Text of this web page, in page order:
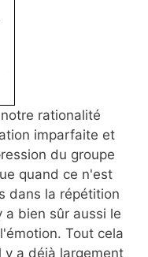
rationalité
imparfaite et
du groupe
quand ce n'est
dans la répétition
a bien sûr aussi le
Tout cela
y a déjà largement